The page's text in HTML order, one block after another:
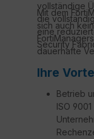
vollständige
die
eine
Security
Mit dem
sich auch
dauerhafte
Ihre
Betrieb
ISO